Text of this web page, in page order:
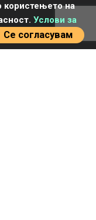
користењето на
Услови за
Се согласувам